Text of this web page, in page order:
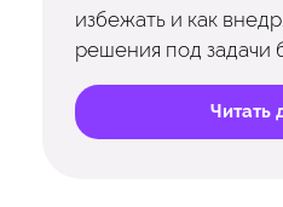
избежать и как
решения под задачи
Читать